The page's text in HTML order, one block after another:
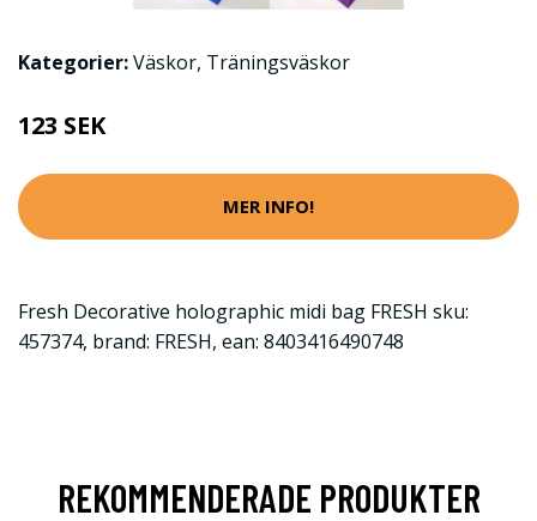
Kategorier:Väskor, Träningsväskor
123 SEK
MER INFO!
Fresh Decorative holographic midi bag FRESH sku:
457374, brand: FRESH, ean: 8403416490748
REKOMMENDERADE PRODUKTER